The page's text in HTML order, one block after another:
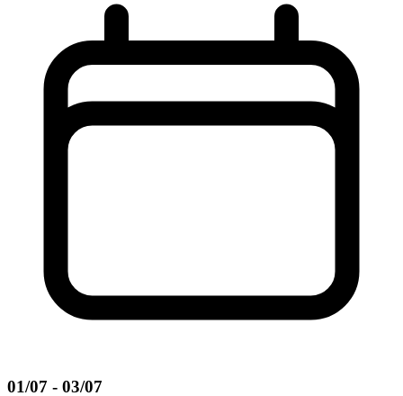
01/07 - 03/07